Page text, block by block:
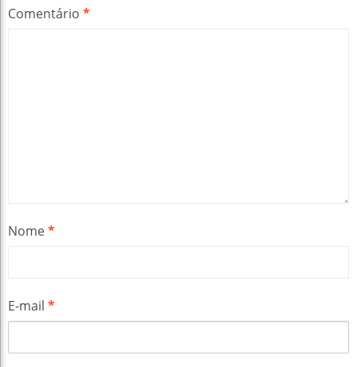
Comentário *
Nome*
E-mail *